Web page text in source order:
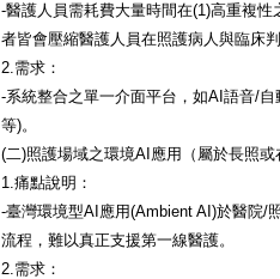
-醫護人員需耗費大量時間在(1)高重複
者皆會壓縮醫護人員在照護病人與臨床
2.需求：
-系統整合之單一介面平台，如AI語音/
等)。
(二)照護場域之環境AI應用（屬於長照
1.痛點說明：
-臺灣環境型AI應用(Ambient AI)於醫院/
流程，難以真正支援第一線醫護。
2.需求：